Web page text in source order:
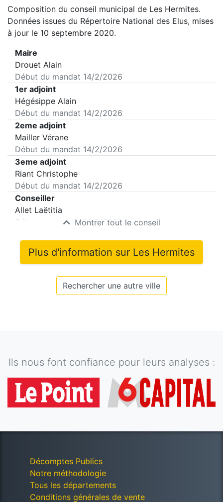
Composition du conseil municipal de Les Hermites.
Données issues du Répertoire National des Elus, mises
à jour le 10 septembre 2020.
Maire
Drouet Alain
Début du mandat 14/2/2026
1er adjoint
Hégésippe Alain
Début du mandat 14/2/2026
2eme adjoint
Mailler Vérane
Début du mandat 14/2/2026
3eme adjoint
Riant Christophe
Début du mandat 14/2/2026
Conseiller
Allet Laëtitia
Début du mandat14/2/2026
Montrer tout le conseil
Plus d'information sur Les Hermites
Rechercher une autre ville
Ils nous font confiance pour leurs analyses :
Décomptes Publics
Notre méthodologie
Tous les départements
Conditions générales de vente